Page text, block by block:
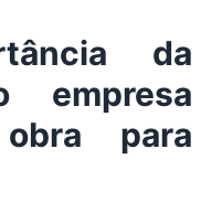
da
empresa
para